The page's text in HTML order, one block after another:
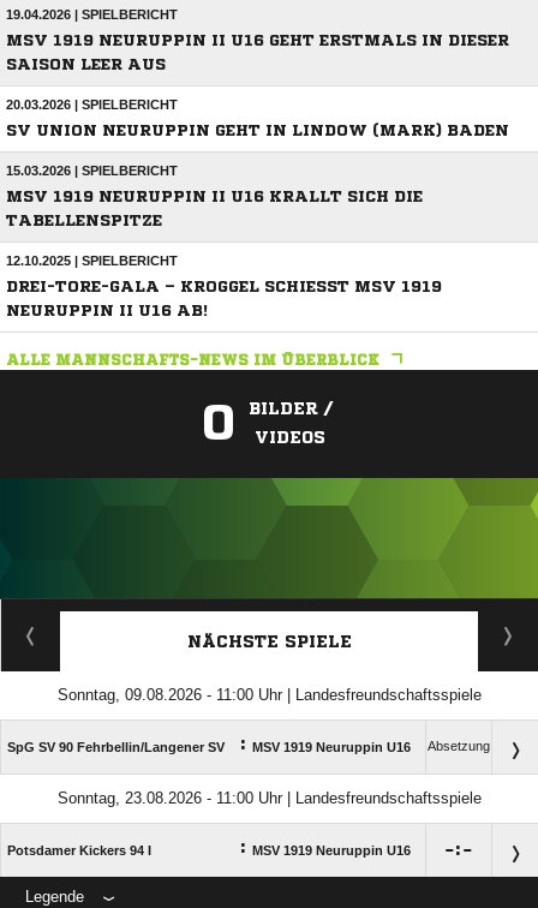
19.04.2026 | SPIELBERICHT
MSV 1919 NEURUPPIN II U16 GEHT ERSTMALS IN DIESER
SAISON LEER AUS
20.03.2026 | SPIELBERICHT
SV UNION NEURUPPIN GEHT IN LINDOW (MARK) BADEN
15.03.2026 | SPIELBERICHT
MSV 1919 NEURUPPIN II U16 KRALLT SICH DIE
TABELLENSPITZE
12.10.2025 | SPIELBERICHT
DREI-TORE-GALA – KROGGEL SCHIESST MSV 1919 N
EURUPPIN II U16 AB!
ALLE MANNSCHAFTS-NEWS IM ÜBERBLICK
0
BILDER /
VIDEOS
ANZEIGE
NÄCHSTE SPIELE
Sonntag, 09.08.2026 - 11:00 Uhr | Landesfreundschaftsspiele
SpG SV 90 Fehrbellin/​Langener SV : MSV 1919 Neuruppin U16 Absetzung
Sonntag, 23.08.2026 - 11:00 Uhr | Landesfreundschaftsspiele
Potsdamer Kickers 94 I : MSV 1919 Neuruppin U16 :
Legende